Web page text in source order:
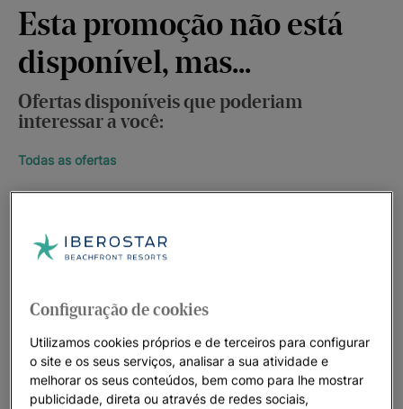
Esta promoção não está
disponível, mas...
Ofertas disponíveis que poderiam
interessar a você:
Todas as ofertas
Configuração de cookies
Utilizamos cookies próprios e de terceiros para configurar
o site e os seus serviços, analisar a sua atividade e
melhorar os seus conteúdos, bem como para lhe mostrar
publicidade, direta ou através de redes sociais,